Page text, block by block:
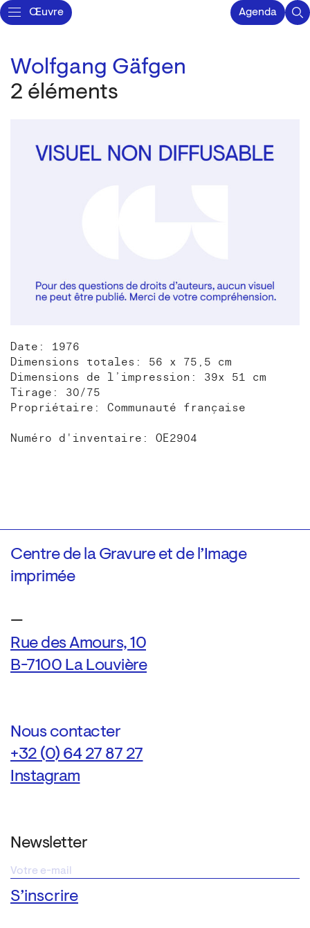
Œuvre Agenda
Wolfgang Gäfgen
2 éléments
Date: 1976
Dimensions totales: 56 x 75,5 cm
Dimensions de l’impression: 39x 51 cm
Tirage: 30/75
Propriétaire: Communauté française
Numéro d'inventaire: OE2904
Centre de la Gravure et de l’Image
imprimée
—
Rue des Amours, 10
B-7100 La Louvière
Nous contacter
+32 (0) 64 27 87 27
Instagram
Newsletter